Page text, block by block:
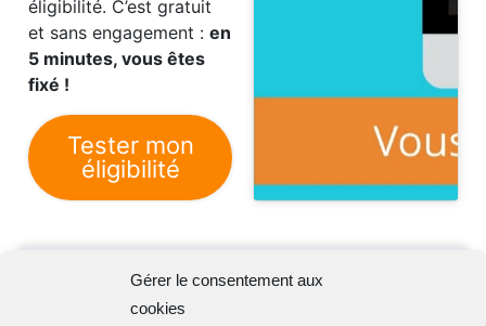
Gérer le consentement aux
cookies
éligibilité. C’est gratuit
et sans engagement : en
5 minutes, vous êtes
fixé !
Tester mon
éligibilité
Estimer le montant de votre CIR ou
CII grâce à notre
et stimuler votre croissance.
Conformément aux dispositions de la
réglementation sur la protection des
données personnelles, GAC, en tant que
responsable de traitement, traite vos
GAC.
Conformément à la réglementation en